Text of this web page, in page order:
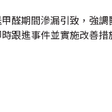
醛期間滲漏引致，強
跟進事件並實施改善